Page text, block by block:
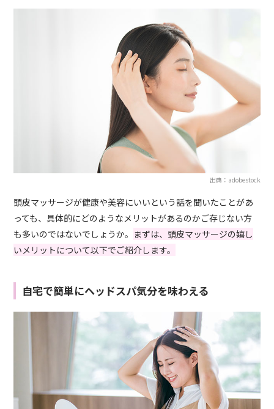
出典：adobestock
頭皮マッサージが健康や美容にいいという話を聞いたことがあ
っても、具体的にどのようなメリットがあるのかご存じない方
も多いのではないでしょうか。 まずは、頭皮マッサージの嬉し
いメリットについて以下でご紹介します。
自宅で簡単にヘッドスパ気分を味わえる